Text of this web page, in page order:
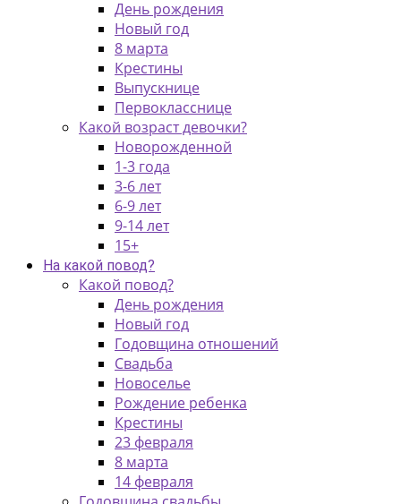
День рождения
Новый год
8 марта
Крестины
Выпускнице
Первокласснице
Какой возраст девочки?
Новорожденной
1-3 года
3-6 лет
6-9 лет
9-14 лет
15+
На какой повод?
Какой повод?
День рождения
Новый год
Годовщина отношений
Свадьба
Новоселье
Рождение ребенка
Крестины
23 февраля
8 марта
14 февраля